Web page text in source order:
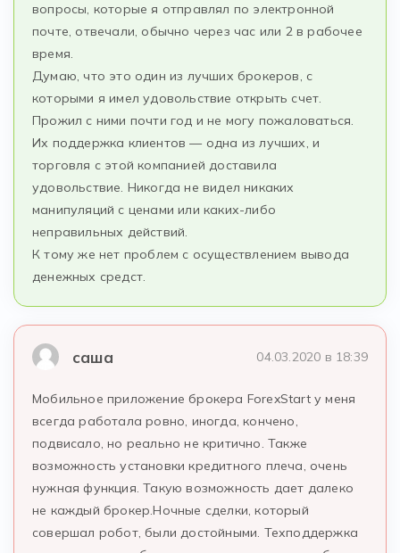
вопросы, которые я отправлял по электронной
почте, отвечали, обычно через час или 2 в рабочее
время.
Думаю, что это один из лучших брокеров, с
которыми я имел удовольствие открыть счет.
Прожил с ними почти год и не могу пожаловаться.
Их поддержка клиентов — одна из лучших, и
торговля с этой компанией доставила
удовольствие. Никогда не видел никаких
манипуляций с ценами или каких-либо
неправильных действий.
К тому же нет проблем с осуществлением вывода
денежных средст.
саша 04.03.2020 в 18:39
Мобильное приложение брокера ForexStart у меня
всегда работала ровно, иногда, кончено,
подвисало, но реально не критично. Также
возможность установки кредитного плеча, очень
нужная функция. Такую возможность дает далеко
не каждый брокер.Ночные сделки, который
совершал робот, были достойными. Техподдержка